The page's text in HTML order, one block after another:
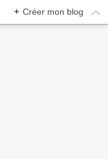
+ Créer mon blog